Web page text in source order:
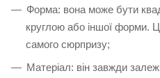
Форма: вона може бути
круглою або іншої форми.
самого сюрпризу;
Матеріал: він завжди